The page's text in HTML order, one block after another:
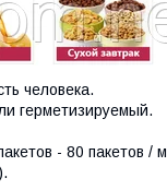
человека.
герметизируемый.
- 80 пакетов /